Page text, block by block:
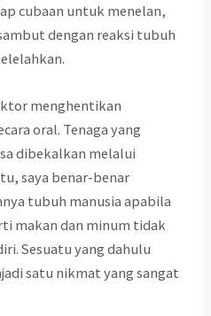
cubaan untuk menelan,
dengan reaksi tubuh
menghentikan
oral. Tenaga yang
dibekalkan melalui
saya benar-benar
tubuh manusia apabila
makan dan minum tidak
Sesuatu yang dahulu
satu nikmat yang sangat